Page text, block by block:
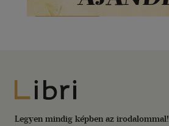
Libri
Legyen mindig képben az irodalommal!